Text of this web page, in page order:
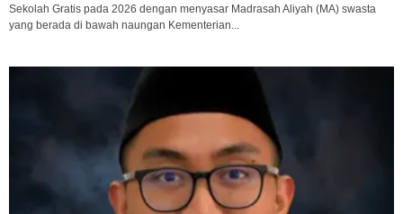
Sekolah Gratis pada 2026 dengan menyasar Madrasah Aliyah (MA) swasta
yang berada di bawah naungan Kementerian...